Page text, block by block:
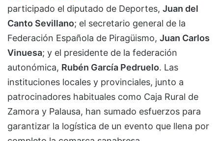
participado el diputado de Deportes, Juan del
Canto Sevillano; el secretario general de la
Federación Española de Piragüismo, Juan Carlos
Vinuesa; y el presidente de la federación
autonómica, Rubén García Pedruelo. Las
instituciones locales y provinciales, junto a
patrocinadores habituales como Caja Rural de
Zamora y Palausa, han sumado esfuerzos para
garantizar la logística de un evento que llena por